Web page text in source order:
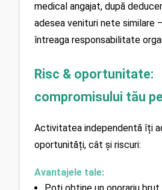
medical angajat, după
adesea venituri nete similare
întreaga responsabilitate
Risc & oportunitate:
compromisului tău
Activitatea independentă îți
oportunități, cât și riscuri:
Avantajele tale: